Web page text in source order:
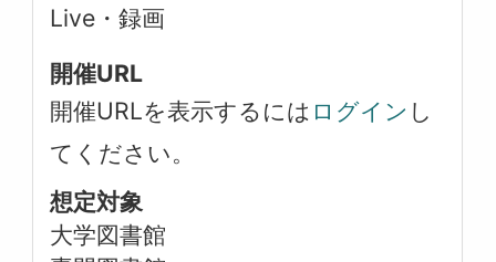
Live・録画
開催URL
開催URLを表示するには ログイン し
てください。
想定対象
大学図書館